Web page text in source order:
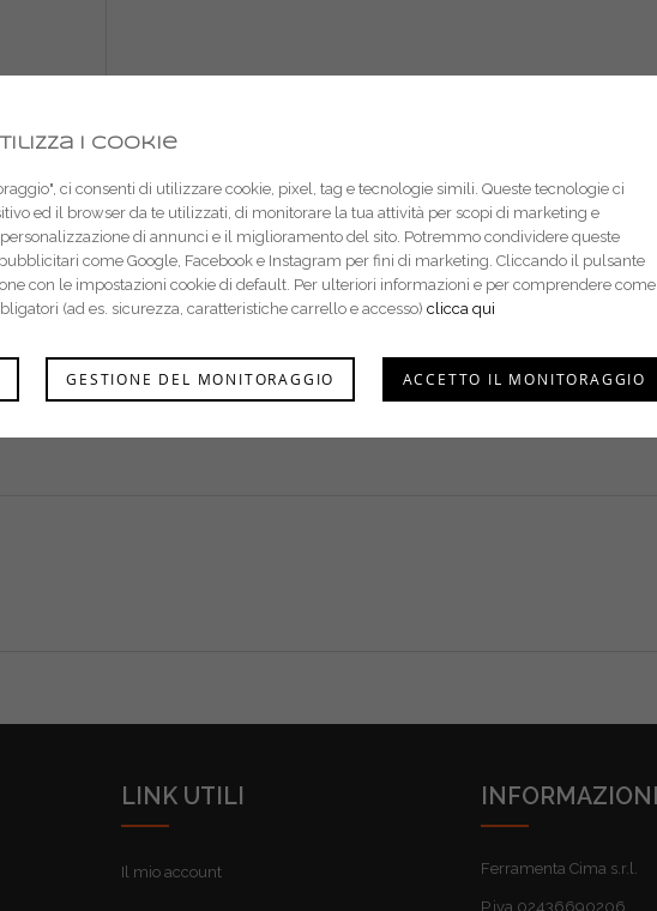
LINK UTILI
Il mio account
INFORMAZIONI
Ferramenta Cima s.r.l.
P.iva 02436690206
i cookie
ci consenti di utilizzare cookie, pixel, tag e tecnologie simili. Queste tecnologie ci
ed il browser da te utilizzati, di monitorare la tua attività per scopi di marketing e
di annunci e il miglioramento del sito. Potremmo condividere queste
come Google, Facebook e Instagram per fini di marketing. Cliccando il pulsante
con le impostazioni cookie di default. Per ulteriori informazioni e per comprendere come
(ad es. sicurezza, caratteristiche carrello e accesso) clicca qui
GESTIONE DEL MONITORAGGIO ACCETTO IL MONITORAGGIO